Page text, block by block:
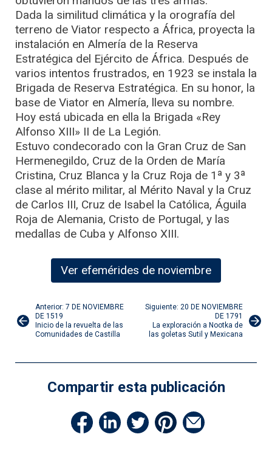
Dada la similitud climática y la orografía del
terreno de Viator respecto a África, proyecta la
instalación en Almería de la Reserva
Estratégica del Ejército de África. Después de
varios intentos frustrados, en 1923 se instala la
Brigada de Reserva Estratégica. En su honor, la
base de Viator en Almería, lleva su nombre.
Hoy está ubicada en ella la Brigada «Rey
Alfonso XIII» II de La Legión.
Estuvo condecorado con la Gran Cruz de San
Hermenegildo, Cruz de la Orden de María
Cristina, Cruz Blanca y la Cruz Roja de 1ª y 3ª
clase al mérito militar, al Mérito Naval y la Cruz
de Carlos III, Cruz de Isabel la Católica, Águila
Roja de Alemania, Cristo de Portugal, y las
medallas de Cuba y Alfonso XIII.
Ver efemérides de noviembre
Navegación
de
entradas
Anterior: 7 DE NOVIEMBRE
DE 1519
Inicio de la revuelta de las
Comunidades de Castilla
Siguiente: 20 DE NOVIEMBRE
DE 1791
La exploración a Nootka de
las goletas Sutil y Mexicana
Compartir esta publicación